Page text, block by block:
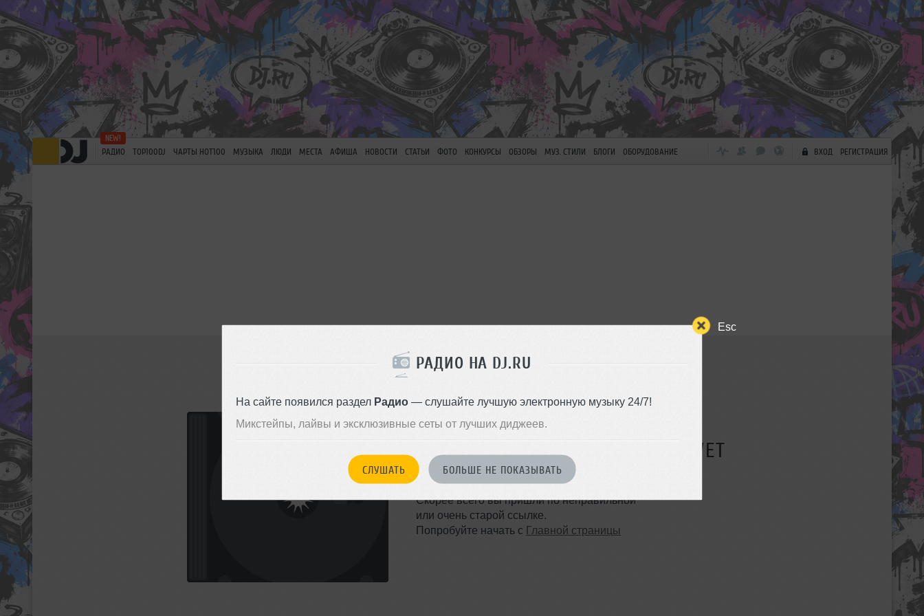
Esc
РАДИО НА DJ.RU
На сайте появился раздел Радио— слушайте лучшую электронную музыку 24/7!
Микстейпы, лайвы и эксклюзивные сеты от лучших диджеев.
СЛУШАТЬ БОЛЬШЕ НЕ ПОКАЗЫВАТЬ
РАДИО TOP100DJ ЧАРТЫ HOT100 МУЗЫКА ЛЮДИ МЕСТА АФИША НОВОСТИ СТАТЬИ ФОТО КОНКУРСЫ ОБЗОРЫ МУЗ. СТИЛИ БЛОГИ ОБОРУДОВАНИЕ ВХОД РЕГИСТРАЦИЯ
ТАКОЙ СТРАНИЦЫ НЕ СУЩЕСТВУЕТ
Ошибка 404
Скорее всего вы пришли по неправильной
или очень старой ссылке.
Попробуйте начать с Главной страницы